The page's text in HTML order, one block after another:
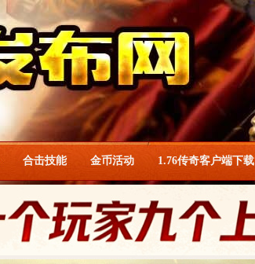
合击技能 金币活动 1.76传奇客户端下载